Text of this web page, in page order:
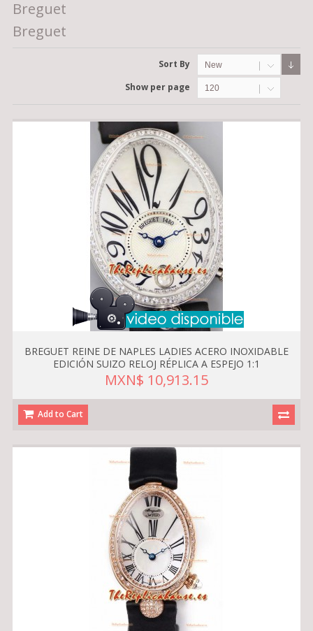
Breguet
Breguet
Sort By New
Show per page 120
BREGUET REINE DE NAPLES LADIES ACERO INOXIDABLE
EDICIÓN SUIZO RELOJ RÉPLICA A ESPEJO 1:1
MXN$ 10,913.15
Add to Cart